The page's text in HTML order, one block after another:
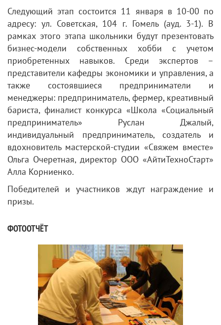
Следующий этап состоится 11 января в 10-00 по
адресу: ул. Советская, 104 г. Гомель (ауд. 3-1). В
рамках этого этапа школьники будут презентовать
бизнес-модели собственных хобби с учетом
приобретенных навыков. Среди экспертов –
представители кафедры экономики и управления, а
также состоявшиеся предприниматели и
менеджеры: предприниматель, фермер, креативный
бариста, финалист конкурса «Школа «Социальный
предприниматель» Руслан Джалый,
индивидуальный предприниматель, создатель и
вдохновитель мастерской-студии «Свяжем вместе»
Ольга Очеретная, директор ООО «АйтиТехноСтарт»
Алла Корниенко.
Победителей и участников ждут награждение и
призы.
ФОТООТЧЁТ